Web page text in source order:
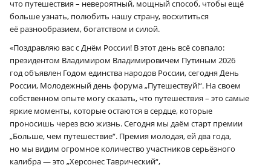
что путешествия – невероятный, мощный способ, чтобы ещё
больше узнать, полюбить нашу страну, восхититься
её разнообразием, богатством и силой.
«Поздравляю вас с Днём России! В этот день всё совпало:
президентом Владимиром Владимировичем Путиным 2026
год объявлен Годом единства народов России, сегодня День
России, Молодежный день форума „Путешествуй!“. На своем
собственном опыте могу сказать, что путешествия – это самые
яркие моменты, которые остаются в сердце, которые
проносишь через всю жизнь. Сегодня мы даём старт премии
„Больше, чем путешествие“. Премия молодая, ей два года,
но мы видим огромное количество участников серьёзного
калибра — это „Херсонес Таврический“,